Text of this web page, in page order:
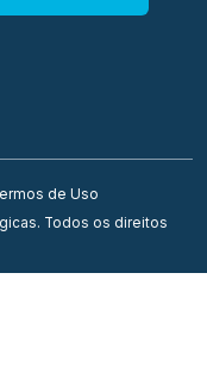
de Uso
Todos os direitos